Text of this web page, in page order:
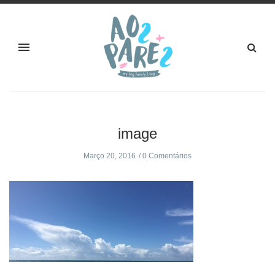
image
Março 20, 2016 0 Comentários